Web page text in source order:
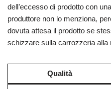
dell’eccesso di prodotto con
produttore non lo menziona,
dovuta attesa il prodotto se
schizzare sulla carrozzeria alla
Qualità